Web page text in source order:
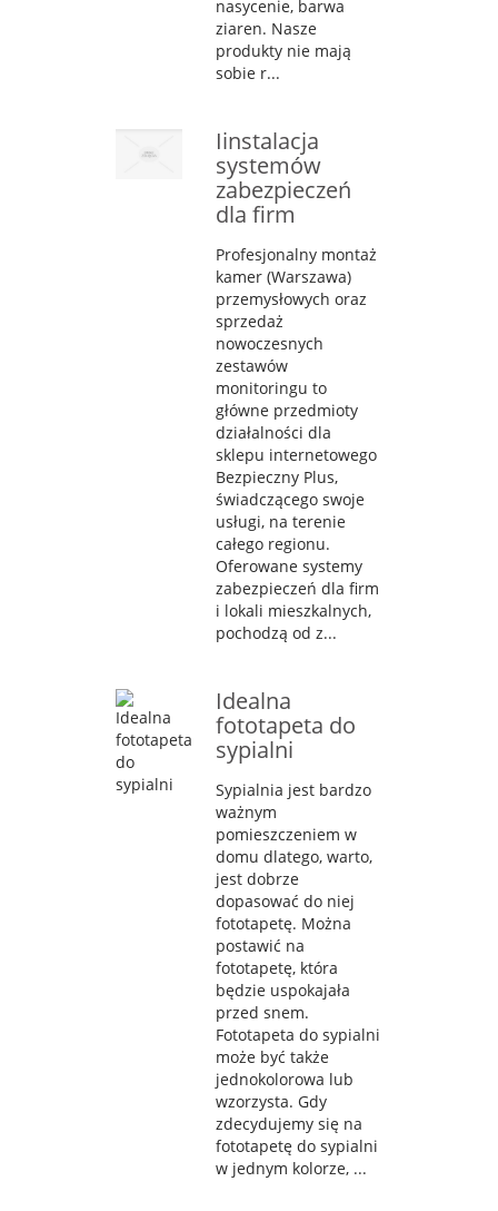
nasycenie, barwa
ziaren. Nasze
produkty nie mają
sobie r...
Iinstalacja
systemów
zabezpieczeń
dla firm
Profesjonalny montaż
kamer (Warszawa)
przemysłowych oraz
sprzedaż
nowoczesnych
zestawów
monitoringu to
główne przedmioty
działalności dla
sklepu internetowego
Bezpieczny Plus,
świadczącego swoje
usługi, na terenie
całego regionu.
Oferowane systemy
zabezpieczeń dla firm
i lokali mieszkalnych,
pochodzą od z...
Idealna
fototapeta do
sypialni
Sypialnia jest bardzo
ważnym
pomieszczeniem w
domu dlatego, warto,
jest dobrze
dopasować do niej
fototapetę. Można
postawić na
fototapetę, która
będzie uspokajała
przed snem.
Fototapeta do sypialni
może być także
jednokolorowa lub
wzorzysta. Gdy
zdecydujemy się na
fototapetę do sypialni
w jednym kolorze, ...